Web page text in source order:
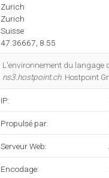
Zurich
Zurich
Suisse
47.36667, 8.55
L'environnement du langage
ns3.hostpoint.ch. Hostpoint
IP:
Propulsé par:
Serveur Web:
Encodage: